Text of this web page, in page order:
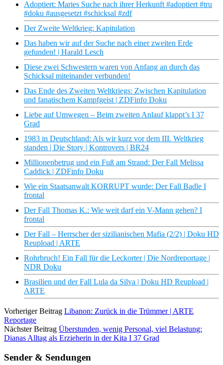
Adoptiert: Maries Suche nach ihrer Herkunft #adoptiert #tru
#doku #ausgesetzt #schicksal #zdf
Der Zweite Weltkrieg: Kapitulation
Das haben wir auf der Suche nach einer zweiten Erde
gefunden! | Harald Lesch
Diese zwei Schwestern waren von Anfang an durch das
Schicksal miteinander verbunden!
Das Ende des Zweiten Weltkriegs: Zwischen Kapitulation
und fanatischem Kampfgeist | ZDFinfo Doku
Liebe auf Umwegen – Beim zweiten Anlauf klappt’s I 37
Grad
1983 in Deutschland: Als wir kurz vor dem III. Weltkrieg
standen | Die Story | Kontrovers | BR24
Millionenbetrug und ein Fuß am Strand: Der Fall Melissa
Caddick | ZDFinfo Doku
Wie ein Staatsanwalt KORRUPT wurde: Der Fall Badle I
frontal
Der Fall Thomas K.: Wie weit darf ein V-Mann gehen? I
frontal
Der Fall – Herrscher der sizilianischen Mafia (2/2) | Doku HD
Reupload | ARTE
Rohrbruch! Ein Fall für die Leckorter | Die Nordreportage |
NDR Doku
Brasilien und der Fall Lula da Silva | Doku HD Reupload |
ARTE
Vorheriger Beitrag Libanon: Zurück in die Trümmer | ARTE
Reportage
Nächster Beitrag Überstunden, wenig Personal, viel Belastung:
Dianas Alltag als Erzieherin in der Kita I 37 Grad
Sender & Sendungen